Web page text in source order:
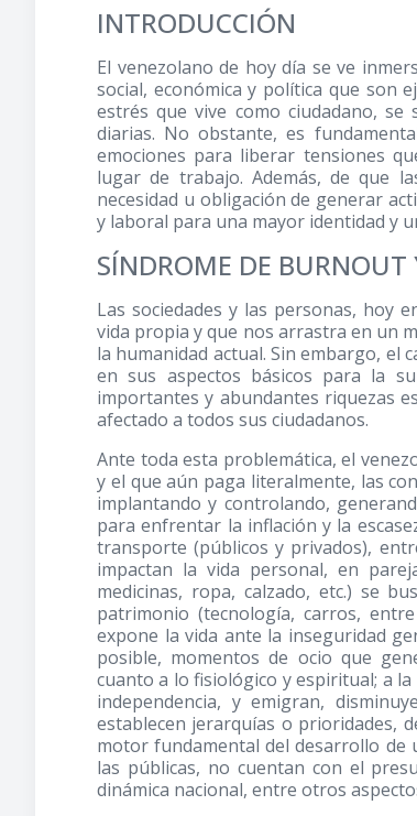
INTRODUCCIÓN
El venezolano de hoy día se ve
social, económica y política que son
estrés que vive como ciudadano,
diarias. No obstante, es
emociones para liberar tensiones
lugar de trabajo. Además, de que
necesidad u obligación de generar
y laboral para una mayor identidad y
SÍNDROME DE BURNOUT
Las sociedades y las personas, hoy
vida propia y que nos arrastra en un
la humanidad actual. Sin embargo, el
en sus aspectos básicos para la
importantes y abundantes riquezas
afectado a todos sus ciudadanos.
Ante toda esta problemática, el
y el que aún paga literalmente, las
implantando y controlando,
para enfrentar la inflación y la
transporte (públicos y privados),
impactan la vida personal, en
medicinas, ropa, calzado, etc.) se
patrimonio (tecnología, carros,
expone la vida ante la inseguridad
posible, momentos de ocio que
cuanto a lo fisiológico y espiritual; a
independencia, y emigran,
establecen jerarquías o prioridades,
motor fundamental del desarrollo de
las públicas, no cuentan con el
dinámica nacional, entre otros